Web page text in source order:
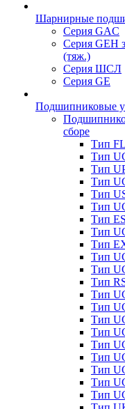
Шарнирные
Серия GAC
Серия GEH
(тяж.)
Серия ШСЛ
Серия GE
Подшипниковые
сборе
Тип
Тип
Тип
Тип
Тип
Тип
Тип
Тип
Тип
Тип
Тип
Тип
Тип
Тип
Тип
Тип
Тип
Тип
Тип
Тип
Тип